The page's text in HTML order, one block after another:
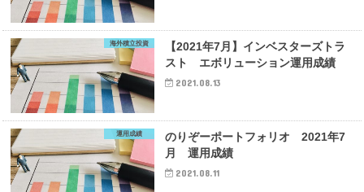
海外積立投資
【2021年7月】インベスターズトラ
スト エボリューション運用成績
2021.08.13
運用成績
のりぞーポートフォリオ 2021年7
月 運用成績
2021.08.11